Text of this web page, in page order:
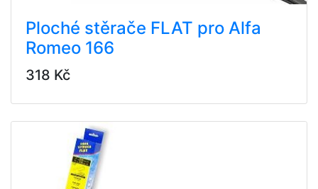
Ploché stěrače FLAT pro Alfa
Romeo 166
318 Kč